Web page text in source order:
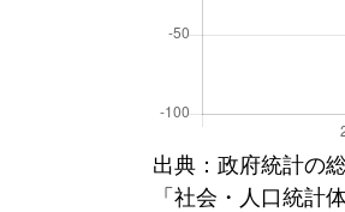
出典：政府統計の
「社会・人口統計